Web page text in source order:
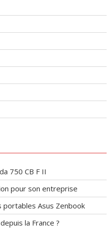
750 CB F II
pour son entreprise
Asus Zenbook
la France ?